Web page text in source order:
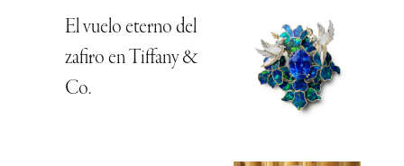
El vuelo eterno del
zafiro en Tiffany &
Co.